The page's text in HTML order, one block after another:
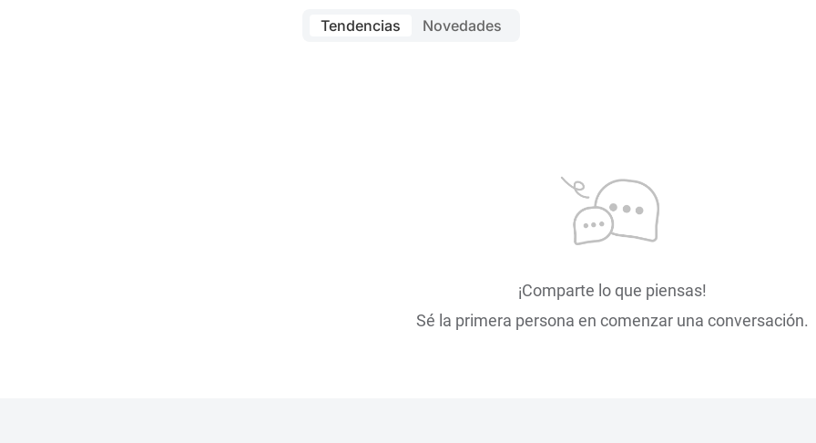
Tendencias Novedades
¡Comparte lo que piensas!
Sé la primera persona en comenzar una conversación.